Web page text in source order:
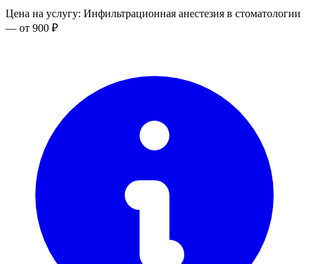
Цена на услугу: Инфильтрационная анестезия в стоматологии
— от 900 ₽